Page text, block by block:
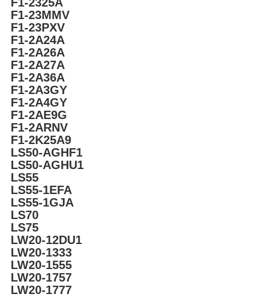
F1-2325A
F1-23MMV
F1-23PXV
F1-2A24A
F1-2A26A
F1-2A27A
F1-2A36A
F1-2A3GY
F1-2A4GY
F1-2AE9G
F1-2ARNV
F1-2K25A9
LS50-AGHF1
LS50-AGHU1
LS55
LS55-1EFA
LS55-1GJA
LS70
LS75
LW20-12DU1
LW20-1333
LW20-1555
LW20-1757
LW20-1777